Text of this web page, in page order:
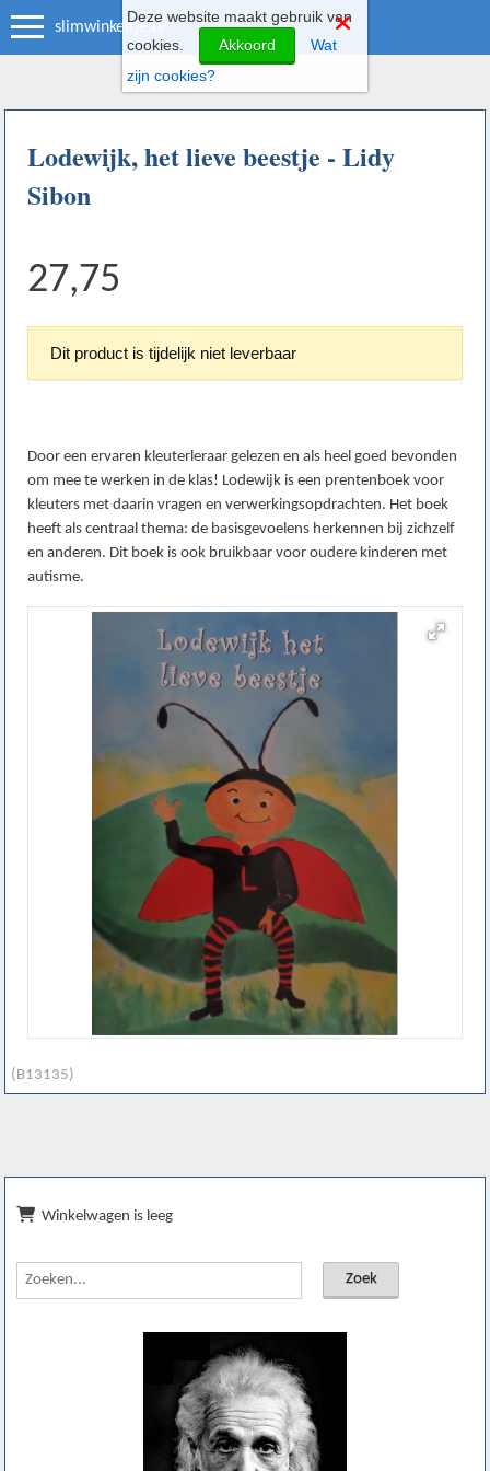
slimwinkeltje.nl
(B13135)
Lodewijk, het lieve beestje - Lidy
Sibon
27,75
Dit product is tijdelijk niet leverbaar
Door een ervaren kleuterleraar gelezen en als heel goed bevonden
om mee te werken in de klas! Lodewijk is een prentenboek voor
kleuters met daarin vragen en verwerkingsopdrachten. Het boek
heeft als centraal thema: de basisgevoelens herkennen bij zichzelf
en anderen. Dit boek is ook bruikbaar voor oudere kinderen met
autisme.
Winkelwagen is leeg
Deze website maakt gebruik van
cookies.
Akkoord
Wat
zijn cookies?